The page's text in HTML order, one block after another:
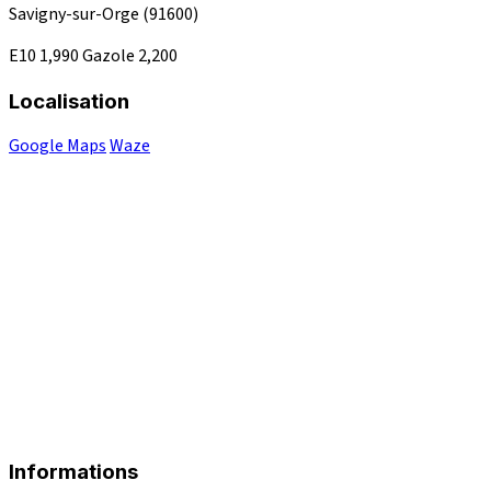
Savigny-sur-Orge (91600)
E10 1,990Gazole 2,200
Localisation
Google MapsWaze
Informations